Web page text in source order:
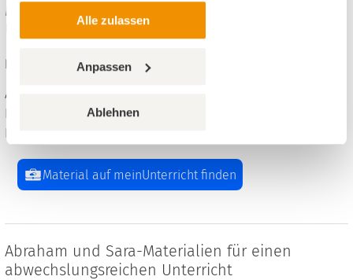
Alle zulassen
Anpassen
Ablehnen
Materialien für einen abwechslungsreichen
Religion evangelisch, 2. bis 4. Klasse
Arbeitsblätter, 12 Seiten, Format: ZIP, 11.90 MB
Inhalt: 8 PDF, 16 Word
Klara Kirschbaum, PERSEN,
Material auf meinUnterricht finden
Abraham und Sara-Materialien für einen
abwechslungsreichen Unterricht